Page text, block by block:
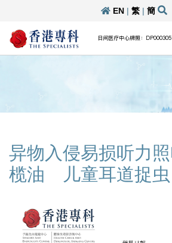
EN| 繁| 簡
日间医疗中心牌照：DP000305
异物入侵易损听力
榄油 儿童耳道捉虫